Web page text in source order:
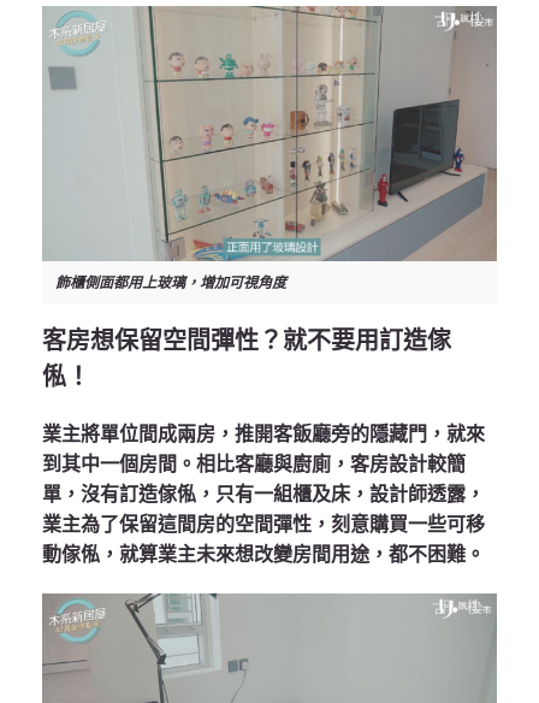
飾櫃側面都用上玻璃，增加可視角度
客房想保留空間彈性？就不要用訂造傢
俬！
業主將單位間成兩房，推開客飯廳旁的隱藏門，就來
到其中一個房間。相比客廳與廚廁，客房設計較簡
單，沒有訂造傢俬，只有一組櫃及床，設計師透露，
業主為了保留這間房的空間彈性，刻意購買一些可移
動傢俬，就算業主未來想改變房間用途，都不困難。